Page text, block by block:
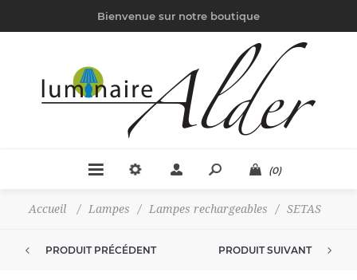
Bienvenue sur notre boutique
(0)
Accueil / Lampes / Lampes rechargeables / SETAS
PRODUIT PRÉCÉDENT PRODUIT SUIVANT